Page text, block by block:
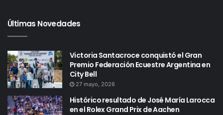
Últimas Novedades
Victoria Santacroce conquistó el Gran
Premio Federación Ecuestre Argentina en
City Bell
27 mayo, 2026
Histórico resultado de José María Larocca
en el Rolex Grand Prix de Aachen